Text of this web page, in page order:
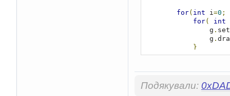
for( int i=0 ;
for( int
                g
.
                g
.
}
}
}
public
static
try {
Подякували: